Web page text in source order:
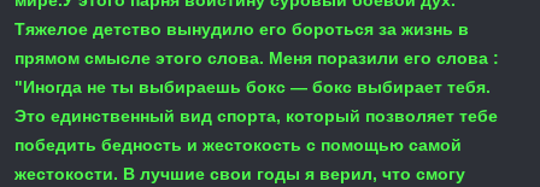
Тяжелое детство вынудило его бороться за жизнь в
прямом смысле этого слова. Меня поразили его слова :
"Иногда не ты выбираешь бокс — бокс выбирает тебя.
Это единственный вид спорта, который позволяет тебе
победить бедность и жестокость с помощью самой
жестокости. В лучшие свои годы я верил, что смогу